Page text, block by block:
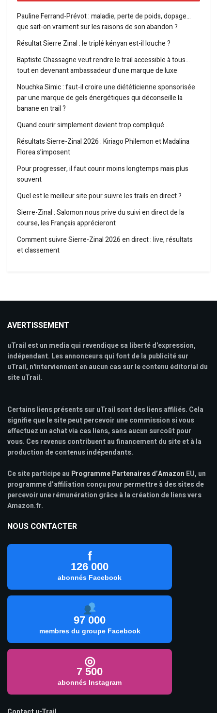
Pauline Ferrand-Prévot : maladie, perte de poids, dopage…
que sait-on vraiment sur les raisons de son abandon ?
Résultat Sierre Zinal : le triplé kényan est-il louche ?
Baptiste Chassagne veut rendre le trail accessible à tous…
tout en devenant ambassadeur d’une marque de luxe
Nouchka Simic : faut-il croire une diététicienne sponsorisée
par une marque de gels énergétiques qui déconseille la
banane en trail ?
Quand courir simplement devient trop compliqué…
Résultats Sierre-Zinal 2026 : Kiriago Philemon et Madalina
Florea s’imposent
Pour progresser, il faut courir moins longtemps mais plus
souvent
Quel est le meilleur site pour suivre les trails en direct ?
Sierre-Zinal : Salomon nous prive du suivi en direct de la
course, les Français apprécieront
Comment suivre Sierre-Zinal 2026 en direct : live, résultats
et classement
AVERTISSEMENT
uTrail est un media qui revendique sa liberté d'expression,
indépendant. Les annonceurs qui font de la publicité sur
uTrail, n'interviennent en aucun cas sur le contenu éditorial du
site uTrail.
Certains liens présents sur uTrail sont des liens affiliés. Cela
signifie que le site peut percevoir une commission si vous
effectuez un achat via ces liens, sans aucun surcoût pour
vous. Ces revenus contribuent au financement du site et à la
production de contenus indépendants.
Ce site participe au Programme Partenaires d’Amazon EU, un
programme d’affiliation conçu pour permettre à des sites de
percevoir une rémunération grâce à la création de liens vers
Amazon.fr.
NOUS CONTACTER
f
126 000
abonnés Facebook
97 000
membres du groupe Facebook
◎
7 500
abonnés Instagram